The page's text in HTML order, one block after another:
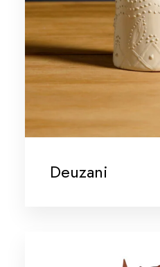
Deuzani